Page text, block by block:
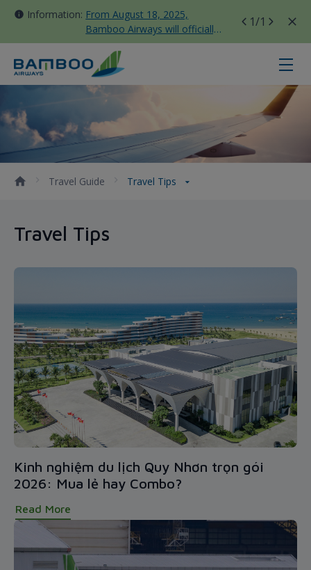
Information: From August 18, 2025,
Bamboo Airways will officially
move all domestic flights to
Tan Son Nhat Terminal T3
1/1
Travel Tips - Bamboo Airways
Travel Guide Travel Tips
Travel Tips
Kinh nghiệm du lịch Quy Nhơn trọn gói
2026: Mua lẻ hay Combo?
Read More